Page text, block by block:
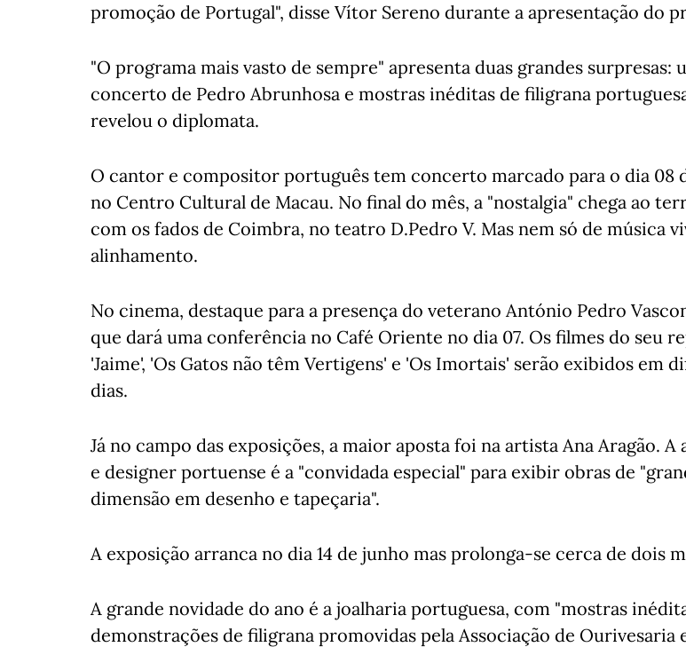
promoção de Portugal", disse Vítor Sereno durante a apresentação do
"O programa mais vasto de sempre" apresenta duas grandes surpresas:
concerto de Pedro Abrunhosa e mostras inéditas de filigrana
revelou o diplomata.
O cantor e compositor português tem concerto marcado para o dia 08
no Centro Cultural de Macau. No final do mês, a "nostalgia" chega ao
com os fados de Coimbra, no teatro D.Pedro V. Mas nem só de música
alinhamento.
No cinema, destaque para a presença do veterano António Pedro
que dará uma conferência no Café Oriente no dia 07. Os filmes do seu
'Jaime', 'Os Gatos não têm Vertigens' e 'Os Imortais' serão exibidos em
dias.
Já no campo das exposições, a maior aposta foi na artista Ana Aragão.
e designer portuense é a "convidada especial" para exibir obras de
dimensão em desenho e tapeçaria".
A exposição arranca no dia 14 de junho mas prolonga-se cerca de dois
A grande novidade do ano é a joalharia portuguesa, com "mostras
demonstrações de filigrana promovidas pela Associação de Ourivesaria